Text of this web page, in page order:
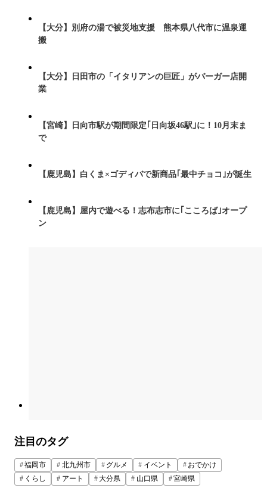
【大分】別府の湯で被災地支援 熊本県八代市に温泉運
搬
【大分】日田市の「イタリアンの巨匠」がバーガー店開
業
【宮崎】日向市駅が期間限定｢日向坂46駅｣に！10月末ま
で
【鹿児島】白くま×ゴディバで新商品｢最中チョコ｣が誕生
【鹿児島】屋内で遊べる！志布志市に｢こころば｣オープ
ン
注目のタグ
福岡市 北九州市 グルメ イベント
おでかけ
くらし
アート 大分県 山口県 宮崎県